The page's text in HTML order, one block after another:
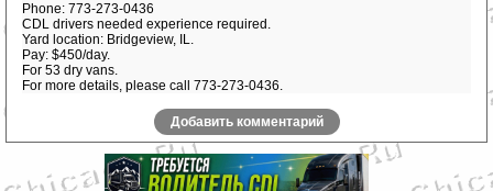
Phone: 773-273-0436
CDL drivers needed experience required.
Yard location: Bridgeview, IL.
Pay: $450/day.
For 53 dry vans.
For more details, please call 773-273-0436.
Добавить комментарий